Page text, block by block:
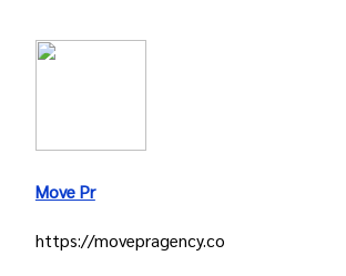
Move Pr
https://movepragency.co